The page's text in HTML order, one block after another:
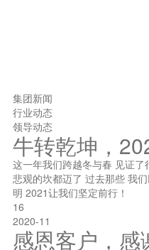
集团新闻
行业动态
领导动态
牛转乾坤，
这一年我们跨越冬与春 见证
悲观的坎都迈了 过去那些 我
明 2021让我们坚定前行！
16
2020-11
感恩客户，